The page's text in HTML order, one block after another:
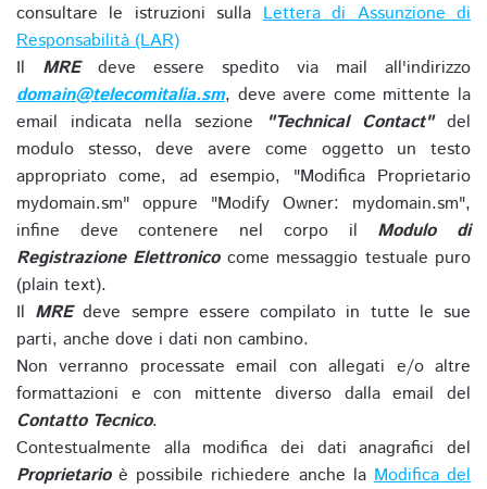
consultare le istruzioni sullaLettera di Assunzione di
Responsabilità (LAR)
Il MREdeve essere spedito via mail all'indirizzo
domain@telecomitalia.sm, deve avere come mittente la
email indicata nella sezione
"Technical Contact"del
modulo stesso, deve avere come oggetto un testo
appropriato come, ad esempio, "Modifica Proprietario
mydomain.sm" oppure "Modify Owner: mydomain.sm",
infine deve contenere nel corpo il Modulo di
Registrazione Elettronicocome messaggio testuale puro
(plain text).
Il MREdeve sempre essere compilato in tutte le sue
parti, anche dove i dati non cambino.
Non verranno processate email con allegati e/o altre
formattazioni e con mittente diverso dalla email del
Contatto Tecnico.
Contestualmente alla modifica dei dati anagrafici del
Proprietarioè possibile richiedere anche laModifica del